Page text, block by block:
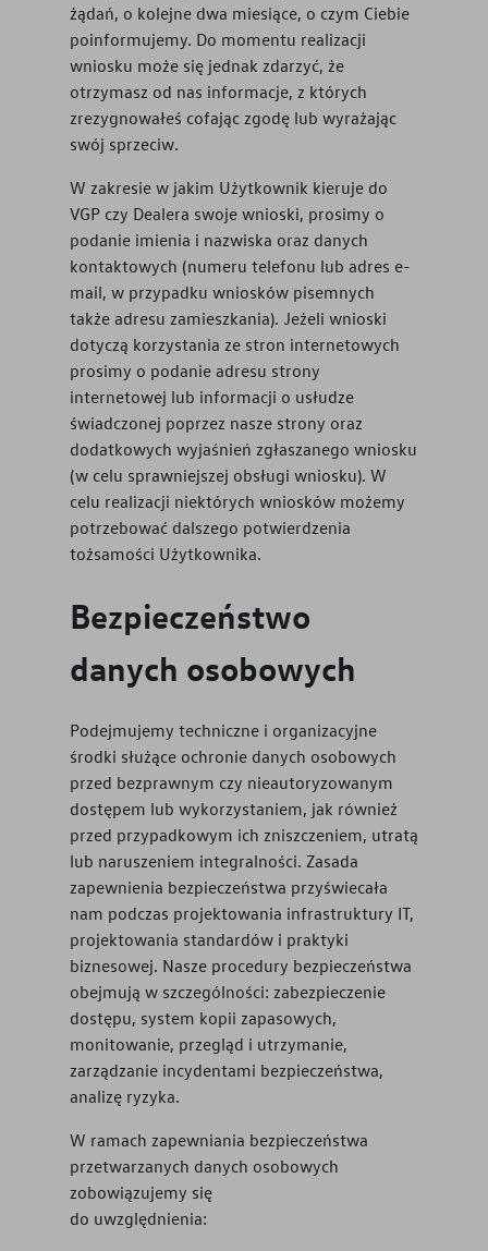
żądań, o kolejne dwa miesiące, o czym Ciebie
poinformujemy. Do momentu realizacji
wniosku może się jednak zdarzyć, że
otrzymasz od nas informacje, z których
zrezygnowałeś cofając zgodę lub wyrażając
swój sprzeciw.
W zakresie w jakim Użytkownik kieruje do
VGP czy Dealera swoje wnioski, prosimy o
podanie imienia i nazwiska oraz danych
kontaktowych (numeru telefonu lub adres e-
mail, w przypadku wniosków pisemnych
także adresu zamieszkania). Jeżeli wnioski
dotyczą korzystania ze stron internetowych
prosimy o podanie adresu strony
internetowej lub informacji o usłudze
świadczonej poprzez nasze strony oraz
dodatkowych wyjaśnień zgłaszanego wniosku
(w celu sprawniejszej obsługi wniosku). W
celu realizacji niektórych wniosków możemy
potrzebować dalszego potwierdzenia
tożsamości Użytkownika.
Bezpieczeństwo
danych osobowych
Podejmujemy techniczne i organizacyjne
środki służące ochronie danych osobowych
przed bezprawnym czy nieautoryzowanym
dostępem lub wykorzystaniem, jak również
przed przypadkowym ich zniszczeniem, utratą
lub naruszeniem integralności. Zasada
zapewnienia bezpieczeństwa przyświecała
nam podczas projektowania infrastruktury IT,
projektowania standardów i praktyki
biznesowej. Nasze procedury bezpieczeństwa
obejmują w szczególności: zabezpieczenie
dostępu, system kopii zapasowych,
monitowanie, przegląd i utrzymanie,
zarządzanie incydentami bezpieczeństwa,
analizę ryzyka.
W ramach zapewniania bezpieczeństwa
przetwarzanych danych osobowych
zobowiązujemy się
do uwzględnienia: